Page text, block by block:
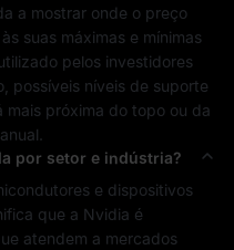
a mostrar onde o preço
suas máximas e mínimas
pelos investidores
possíveis níveis de suporte
mais próxima do topo ou da
por setor e indústria?
e dispositivos
que a Nvidia é
atendem a mercados